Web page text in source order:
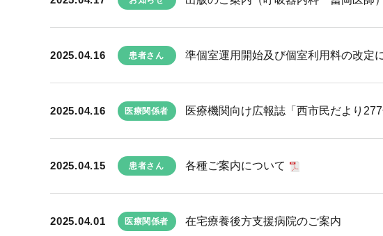
2025.04.16 患者さん 準個室運用開始及び個室利用料の改定
2025.04.16 医療関係者 医療機関向け広報誌「西市民だより
2025.04.15 患者さん 各種ご案内について
2025.04.01 医療関係者 在宅療養後方支援病院のご案内